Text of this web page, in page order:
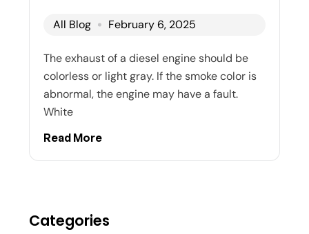
All Blog February 6, 2025
The exhaust of a diesel engine should be
colorless or light gray. If the smoke color is
abnormal, the engine may have a fault.
White
Read More
Categories